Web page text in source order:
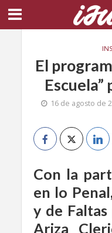
El
Escuela”
16 de agosto de
Con la
en lo
y de
Ariza